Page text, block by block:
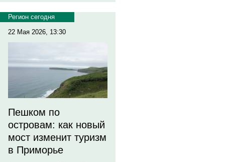
Регион сегодня
22 Мая 2026, 13:30
Пешком по
островам: как новый
мост изменит туризм
в Приморье